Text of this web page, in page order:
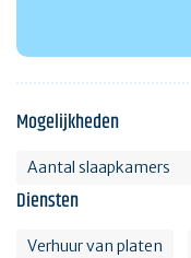
Mogelijkheden
Aantal slaapkamers
Diensten
Verhuur van platen